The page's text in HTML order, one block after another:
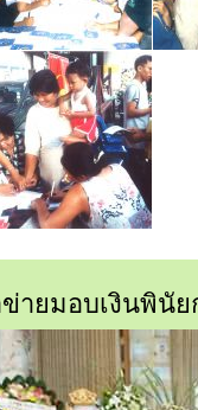
ข่ายมอบเงินพินั